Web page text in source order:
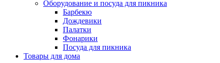
Оборудование и посуда для пикника
Барбекю
Дождевики
Палатки
Фонарики
Посуда для пикника
Товары для дома